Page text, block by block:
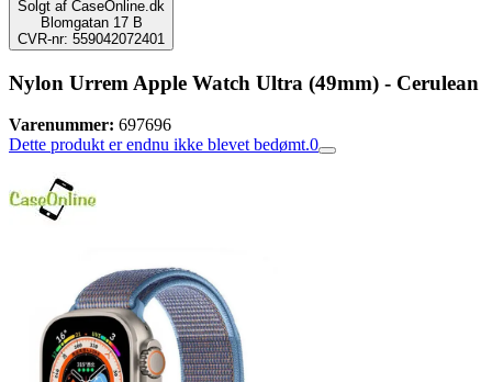
Solgt af CaseOnline.dk
Blomgatan 17 B
CVR-nr: 559042072401
Nylon Urrem Apple Watch Ultra (49mm) - Cerulean
Varenummer: 697696
Dette produkt er endnu ikke blevet bedømt.0